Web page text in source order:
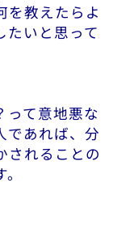
を教えたらよ
たいと思って
って意地悪な
であれば、分
されることの